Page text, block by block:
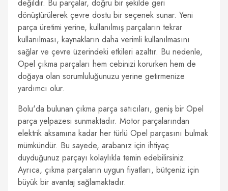
değildir. Bu parçalar, doğru bir şekilde geri
dönüştürülerek çevre dostu bir seçenek sunar. Yeni
parça üretimi yerine, kullanılmış parçaların tekrar
kullanılması, kaynakların daha verimli kullanılmasını
sağlar ve çevre üzerindeki etkileri azaltır. Bu nedenle,
Opel çıkma parçaları hem cebinizi korurken hem de
doğaya olan sorumluluğunuzu yerine getirmenize
yardımcı olur.
Bolu'da bulunan çıkma parça satıcıları, geniş bir Opel
parça yelpazesi sunmaktadır. Motor parçalarından
elektrik aksamına kadar her türlü Opel parçasını bulmak
mümkündür. Bu sayede, arabanız için ihtiyaç
duyduğunuz parçayı kolaylıkla temin edebilirsiniz.
Ayrıca, çıkma parçaların uygun fiyatları, bütçeniz için
büyük bir avantaj sağlamaktadır.